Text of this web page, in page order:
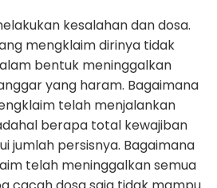
kesalahan dan dosa.
mengklaim dirinya tidak
bentuk meninggalkan
yang haram. Bagaimana
telah menjalankan
berapa total kewajiban
jumlah persisnya. Bagaimana
telah meninggalkan semua